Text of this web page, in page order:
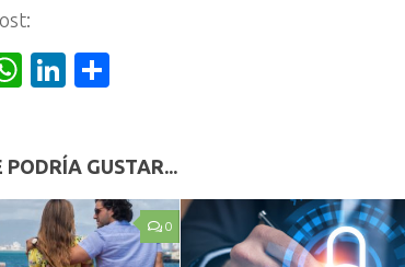
WhatsApp
LinkedIn
GUSTAR...
0